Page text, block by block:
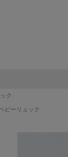
ク
ビーリュック